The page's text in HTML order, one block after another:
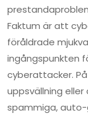
Faktum är att
föråldrade
ingångspunkten
cyberattacker.
uppsvällning
spammiga,